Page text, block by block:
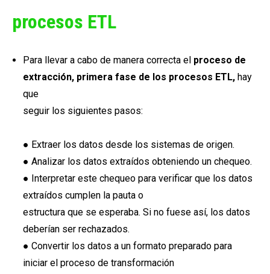
procesos ETL
Para llevar a cabo de manera correcta el proceso de
extracción, primera fase de los procesos ETL,hay
que
seguir los siguientes pasos:
● Extraer los datos desde los sistemas de origen.
● Analizar los datos extraídos obteniendo un chequeo.
● Interpretar este chequeo para verificar que los datos
extraídos cumplen la pauta o
estructura que se esperaba. Si no fuese así, los datos
deberían ser rechazados.
● Convertir los datos a un formato preparado para
iniciar el proceso de transformación